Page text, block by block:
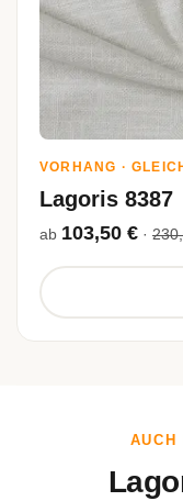
VORHANG ·
Lagoris 8387
ab 103,50 € ·
AUCH